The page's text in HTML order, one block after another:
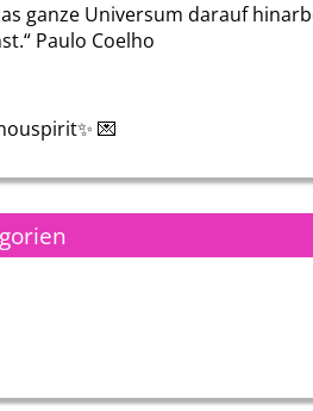
ganze Universum darauf
Paulo Coelho
💌